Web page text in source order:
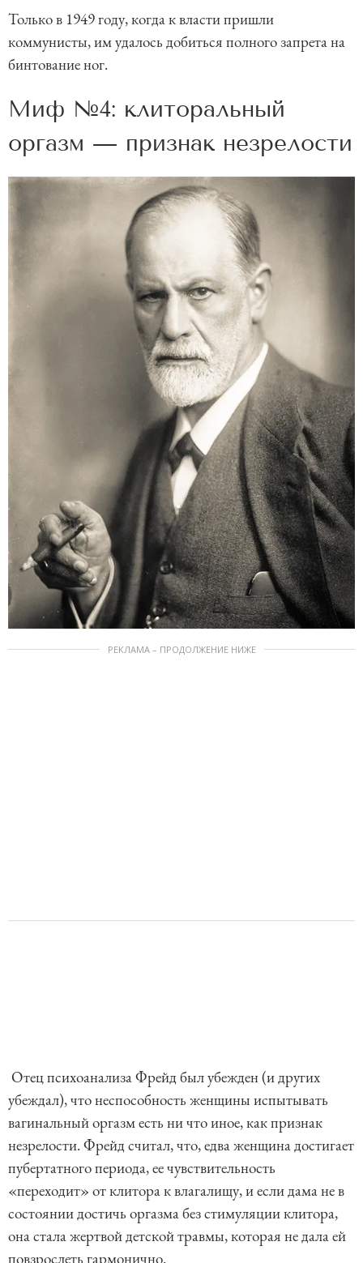
Только в 1949 году, когда к власти пришли
коммунисты, им удалось добиться полного запрета на
бинтование ног.
Миф №4: клиторальный
оргазм — признак незрелости
РЕКЛАМА – ПРОДОЛЖЕНИЕ НИЖЕ
Отец психоанализа Фрейд был убежден (и других
убеждал), что неспособность женщины испытывать
вагинальный оргазм есть ни что иное, как признак
незрелости. Фрейд считал, что, едва женщина достигает
пубертатного периода, ее чувствительность
«переходит» от клитора к влагалищу, и если дама не в
состоянии достичь оргазма без стимуляции клитора,
она стала жертвой детской травмы, которая не дала ей
повзрослеть гармонично.